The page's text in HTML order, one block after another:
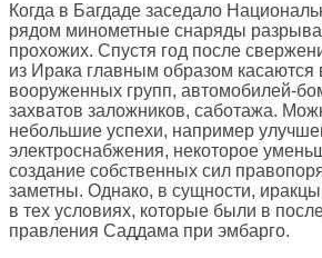
Когда в Багдаде заседало
рядом минометные снаряды
прохожих. Спустя год после
из Ирака главным образом касаются
вооруженных групп, автомобилей-
захватов заложников, саботажа.
небольшие успехи, например
электроснабжения, некоторое
создание собственных сил
заметны. Однако, в сущности,
в тех условиях, которые были в
правления Саддама при эмбарго.